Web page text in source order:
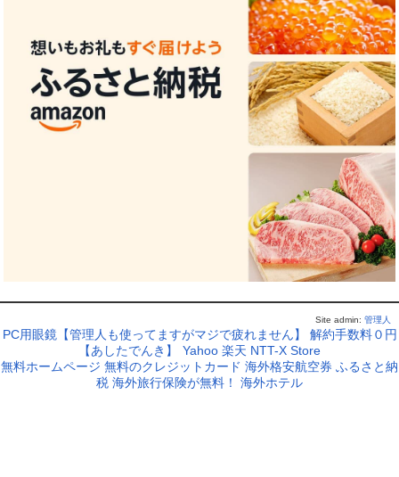
Site admin:管理人
PC用眼鏡【管理人も使ってますがマジで疲れません】
解約手数料０円
【あしたでんき】
Yahoo 楽天 NTT-X Store
無料ホームページ 無料のクレジットカード 海外格安航空券 ふるさと納
税 海外旅行保険が無料！ 海外ホテル